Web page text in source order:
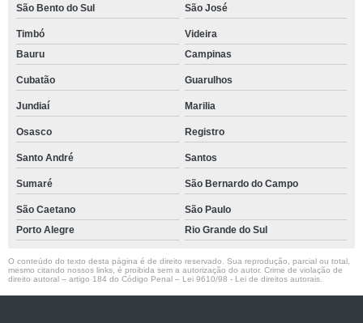
São Bento do Sul São José
Timbó
Videira
Bauru
Campinas
Cubatão Guarulhos
Jundiaí Marilia
Osasco Registro
Santo André Santos
Sumaré São Bernardo do Campo
São Caetano
São Paulo
Porto Alegre
Rio Grande do Sul
O conteúdo do texto desta página é de direito reservado. Sua reprodução, parcial ou total,
mesmo citando nossos links, é proibida sem a autorização do autor. Crime de violação de
direito autoral – artigo 184 do Código Penal – Lei 9610/98 - Lei de direitos autorais